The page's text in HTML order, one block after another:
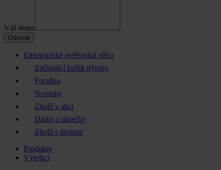
Váš dotaz
Odeslat
Elektronické ověřování věku
Začínající kuřák dýmky
Poradna
Novinky
Zboží v akci
Dárky a dárečky
Zboží s dárkem
Produkty
Výrobci